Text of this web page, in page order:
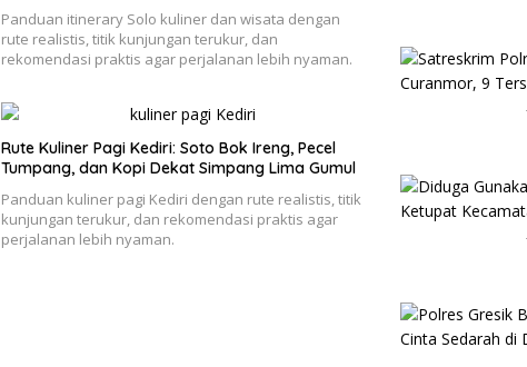
Panduan itinerary Solo kuliner dan wisata dengan
rute realistis, titik kunjungan terukur, dan
rekomendasi praktis agar perjalanan lebih nyaman.
Rute Kuliner Pagi Kediri: Soto Bok Ireng, Pecel
Tumpang, dan Kopi Dekat Simpang Lima Gumul
Panduan kuliner pagi Kediri dengan rute realistis, titik
kunjungan terukur, dan rekomendasi praktis agar
perjalanan lebih nyaman.